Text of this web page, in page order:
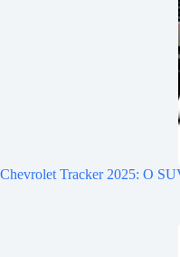
Chevrolet Tracker 2025: O